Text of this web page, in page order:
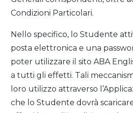
Condizioni Particolari.
Nello specifico, lo Studente
posta elettronica e una
poter utilizzare il sito ABA
a tutti gli effetti. Tali
loro utilizzo attraverso
che lo Studente dovrà